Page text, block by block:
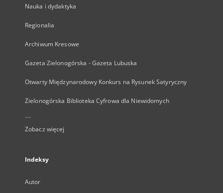
Nauka i dydaktyka
Regionalia
Archiwum Kresowe
Gazeta Zielonogórska - Gazeta Lubuska
Otwarty Międzynarodowy Konkurs na Rysunek Satyryczny
Zielonogórska Biblioteka Cyfrowa dla Niewidomych
...
Zobacz więcej
Indeksy
Autor